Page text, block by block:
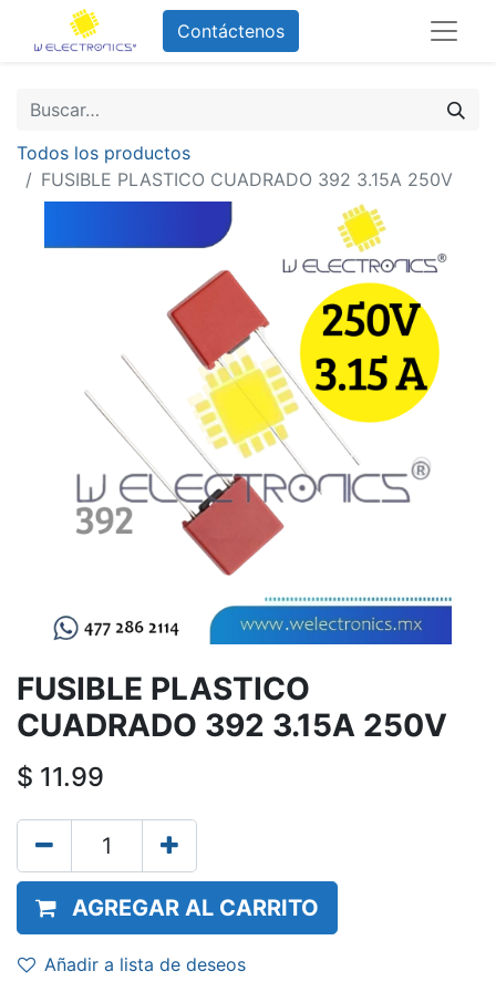
Contáctenos
Todos los productos
FUSIBLE PLASTICO CUADRADO 392 3.15A 250V
FUSIBLE PLASTICO
CUADRADO 392 3.15A 250V
$ 11.99
AGREGAR AL CARRITO
Añadir a lista de deseos